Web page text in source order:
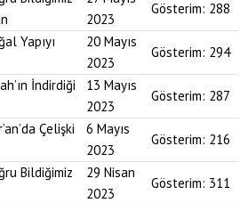
2023
Gösterim: 288
Yapıyı
20 Mayıs
2023
Gösterim: 294
İndirdiği
13 Mayıs
2023
Gösterim: 287
Çelişki
6 Mayıs
2023
Gösterim: 216
Bildiğimiz
29 Nisan
2023
Gösterim: 311